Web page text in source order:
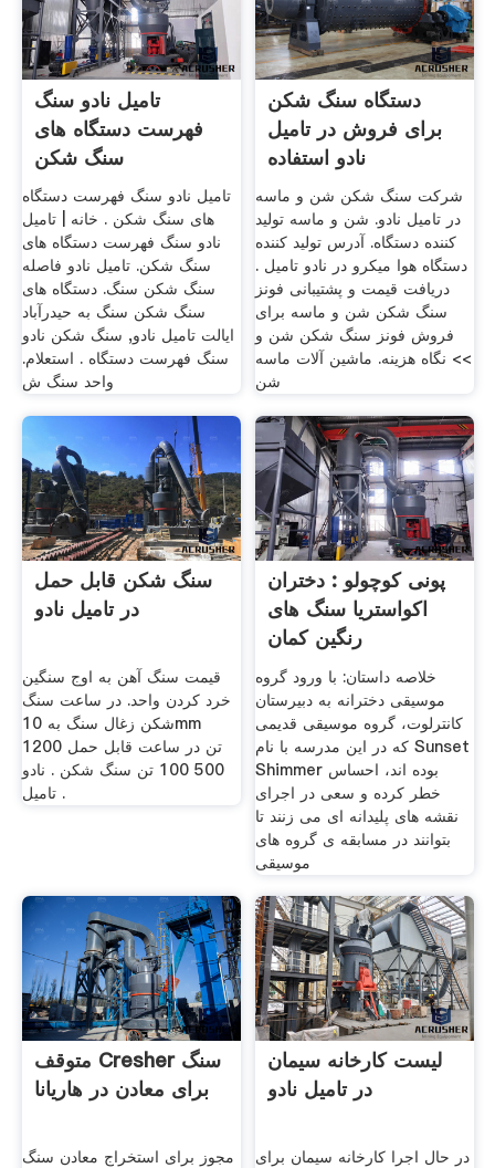
تامیل نادو سنگ
فهرست دستگاه های
سنگ شکن
تامیل نادو سنگ فهرست دستگاه
های سنگ شکن . خانه | تامیل
نادو سنگ فهرست دستگاه های
سنگ شکن. تامیل نادو فاصله
سنگ شکن سنگ. دستگاه های
سنگ شکن سنگ به حیدرآباد
ایالت تامیل نادو, سنگ شکن نادو
سنگ فهرست دستگاه . استعلام.
واحد سنگ ش
دستگاه سنگ شکن
برای فروش در تامیل
نادو استفاده
شرکت سنگ شکن شن و ماسه
در تامیل نادو. شن و ماسه تولید
کننده دستگاه. آدرس تولید کننده
دستگاه هوا میکرو در نادو تامیل .
دریافت قیمت و پشتیبانی فونز
سنگ شکن شن و ماسه برای
فروش فونز سنگ شکن شن و
>> نگاه هزینه. ماشین آلات ماسه
شن
سنگ شکن قابل حمل
در تامیل نادو
قیمت سنگ آهن به اوج سنگین
خرد کردن واحد. در ساعت سنگ
شکن زغال سنگ به 10mm
1200 تن در ساعت قابل حمل
500 100 تن سنگ شکن . نادو
تامیل .
پونی کوچولو : دختران
اکواستریا سنگ های
رنگین کمان
خلاصه داستان: با ورود گروه
موسیقی دخترانه به دبیرستان
کانترلوت، گروه موسیقی قدیمی
که در این مدرسه با نام Sunset
Shimmer بوده اند، احساس
خطر کرده و سعی در اجرای
نقشه های پلیدانه ای می زنند تا
بتوانند در مسابقه ی گروه های
موسیقی
متوقف Cresher سنگ
برای معادن در هاریانا
مجوز برای استخراج معادن سنگ
لیست کارخانه سیمان
در تامیل نادو
در حال اجرا کارخانه سیمان برای